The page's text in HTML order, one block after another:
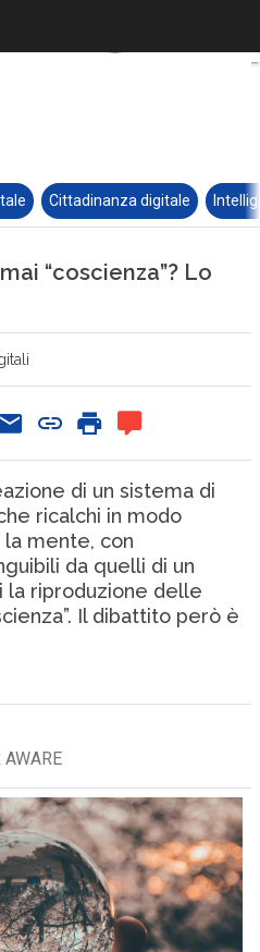
Cittadinanza digitale
“coscienza”? Lo
di un sistema di
ricalchi in modo
mente, con
da quelli di un
la riproduzione delle
Il dibattito però è